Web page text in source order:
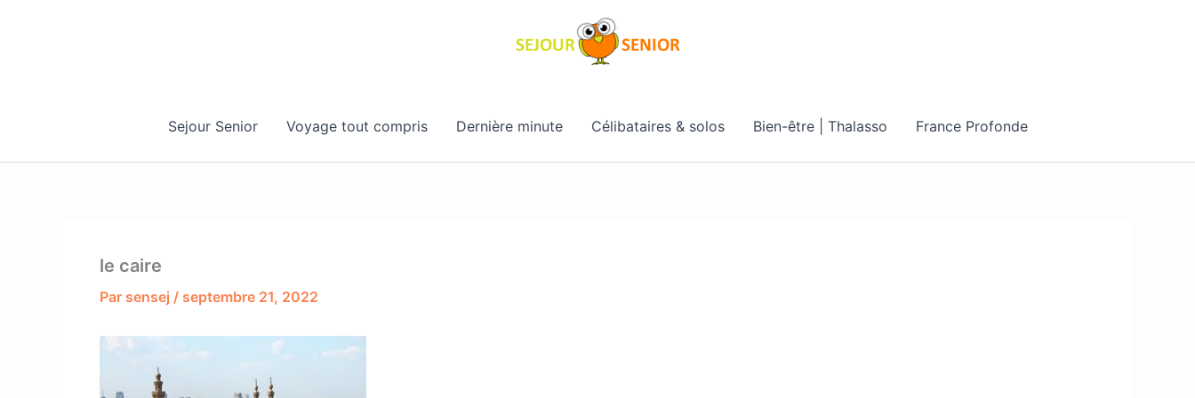
Sejour Senior Voyage tout compris Dernière minute Célibataires & solos Bien-être | Thalasso France Profonde
le caire
Par sensej / septembre 21, 2022